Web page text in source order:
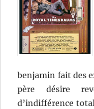
benjamin fait des
père désire
d’indifférence